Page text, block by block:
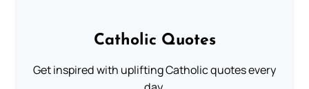
Catholic Quotes
Get inspired with uplifting Catholic quotes every